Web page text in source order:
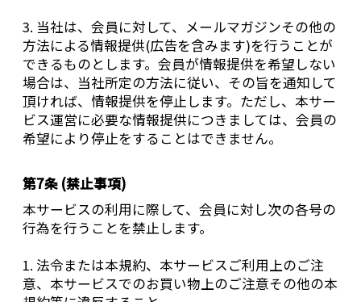
3. 当社は、会員に対して、メールマガジンその他の
方法による情報提供(広告を含みます)を行うことが
できるものとします。会員が情報提供を希望しない
場合は、当社所定の方法に従い、その旨を通知して
頂ければ、情報提供を停止します。ただし、本サー
ビス運営に必要な情報提供につきましては、会員の
希望により停止をすることはできません。
第7条 (禁止事項)
本サービスの利用に際して、会員に対し次の各号の
行為を行うことを禁止します。
1. 法令または本規約、本サービスご利用上のご注
意、本サービスでのお買い物上のご注意その他の本